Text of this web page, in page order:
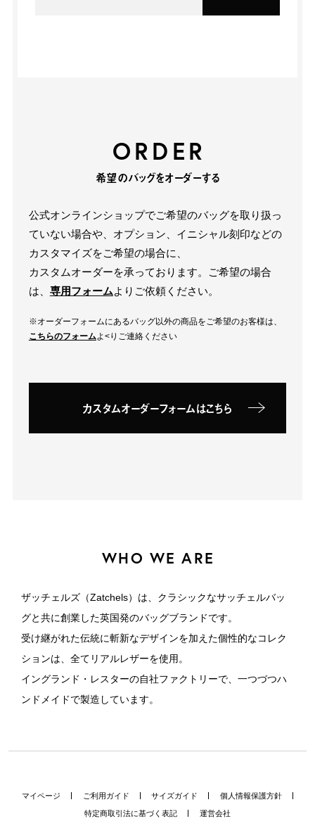
ORDER
希望のバッグをオーダーする
公式オンラインショップでご希望のバッグを取り扱っ
ていない場合や、オプション、イニシャル刻印などの
カスタマイズをご希望の場合に、
カスタムオーダーを承っております。ご希望の場合
は、 専用フォームよりご依頼ください。
※オーダーフォームにあるバッグ以外の商品をご希望のお客様は、
こちらのフォーム よ<りご連絡ください
カスタムオーダーフォームはこちら
WHO WE ARE
ザッチェルズ（Zatchels）は、クラシックなサッチェルバッ
グと共に創業した英国発のバッグブランドです。
受け継がれた伝統に斬新なデザインを加えた個性的なコレク
ションは、全てリアルレザーを使用。
イングランド・レスターの自社ファクトリーで、一つづつハ
ンドメイドで製造しています。
マイページ ご利用ガイド サイズガイド 個人情報保護方針
特定商取引法に基づく表記 運営会社